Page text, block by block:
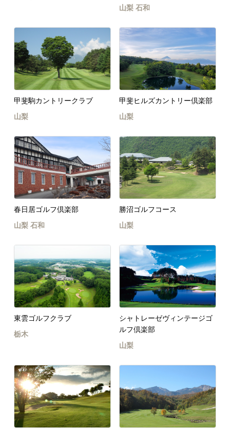
山梨 石和
甲斐駒カントリークラブ
山梨
甲斐ヒルズカントリー倶楽部
山梨
春日居ゴルフ倶楽部
山梨 石和
勝沼ゴルフコース
山梨
東雲ゴルフクラブ
栃木
シャトレーゼヴィンテージゴ
ルフ倶楽部
山梨